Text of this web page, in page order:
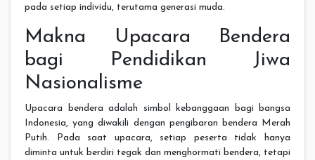
pada setiap individu, terutama generasi muda.
Makna Upacara Bendera
bagi Pendidikan Jiwa
Nasionalisme
Upacara bendera adalah simbol kebanggaan bagi bangsa
Indonesia, yang diwakili dengan pengibaran bendera Merah
Putih. Pada saat upacara, setiap peserta tidak hanya
diminta untuk berdiri tegak dan menghormati bendera, tetapi